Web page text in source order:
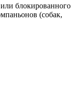
блокированного
(собак,